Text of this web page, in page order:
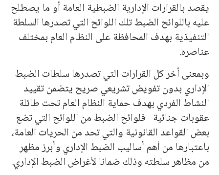
يقصد بالقرارات الإدارية الضبطية العامة أو ما يصطلح
عليه باللوائح الضبط تلك اللوائح التي تصدرها السلطة
التنفيذية بهدف المحافظة على النظام العام بمختلف
عناصره.
وبمعنى أخر كل القرارات التي تصدرها سلطات الضبط
الإداري بدون تفويض تشريعي صريح يتضمن تقييد
النشاط الفردي بهدف حماية النظام العام تحت طائلة
عقوبات جنائية فلوائح الضبط من اللوائح التي تضع
بعض القواعد القانونية والتي تحد من الحريات العامة،
باعتبارها من أهم أساليب الضبط الإداري وأبرز مظهر
من مظاهر سلطته وذلك ضمانا لأغراض الضبط الإداري.